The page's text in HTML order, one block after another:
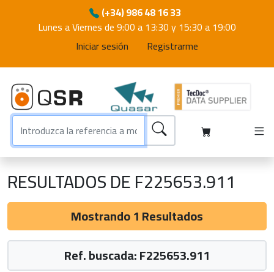
(+34) 986 48 16 33
Lunes a Viernes de 9:00 a 13:30 y 15:30 a 19:00
Iniciar sesión
Registrarme
RESULTADOS DE F225653.911
Mostrando 1 Resultados
Ref. buscada: F225653.911